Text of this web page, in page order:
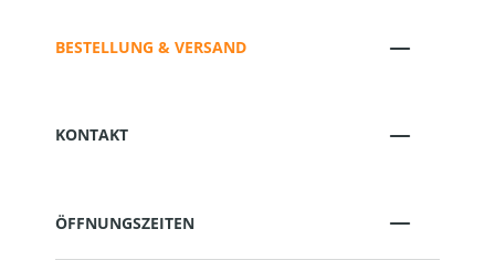
BESTELLUNG & VERSAND
KONTAKT
ÖFFNUNGSZEITEN